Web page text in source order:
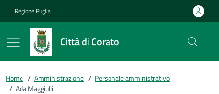
Regione Puglia
Città di Corato
Home / Amministrazione / Personale amministrativo
/ Ada Maggiulli